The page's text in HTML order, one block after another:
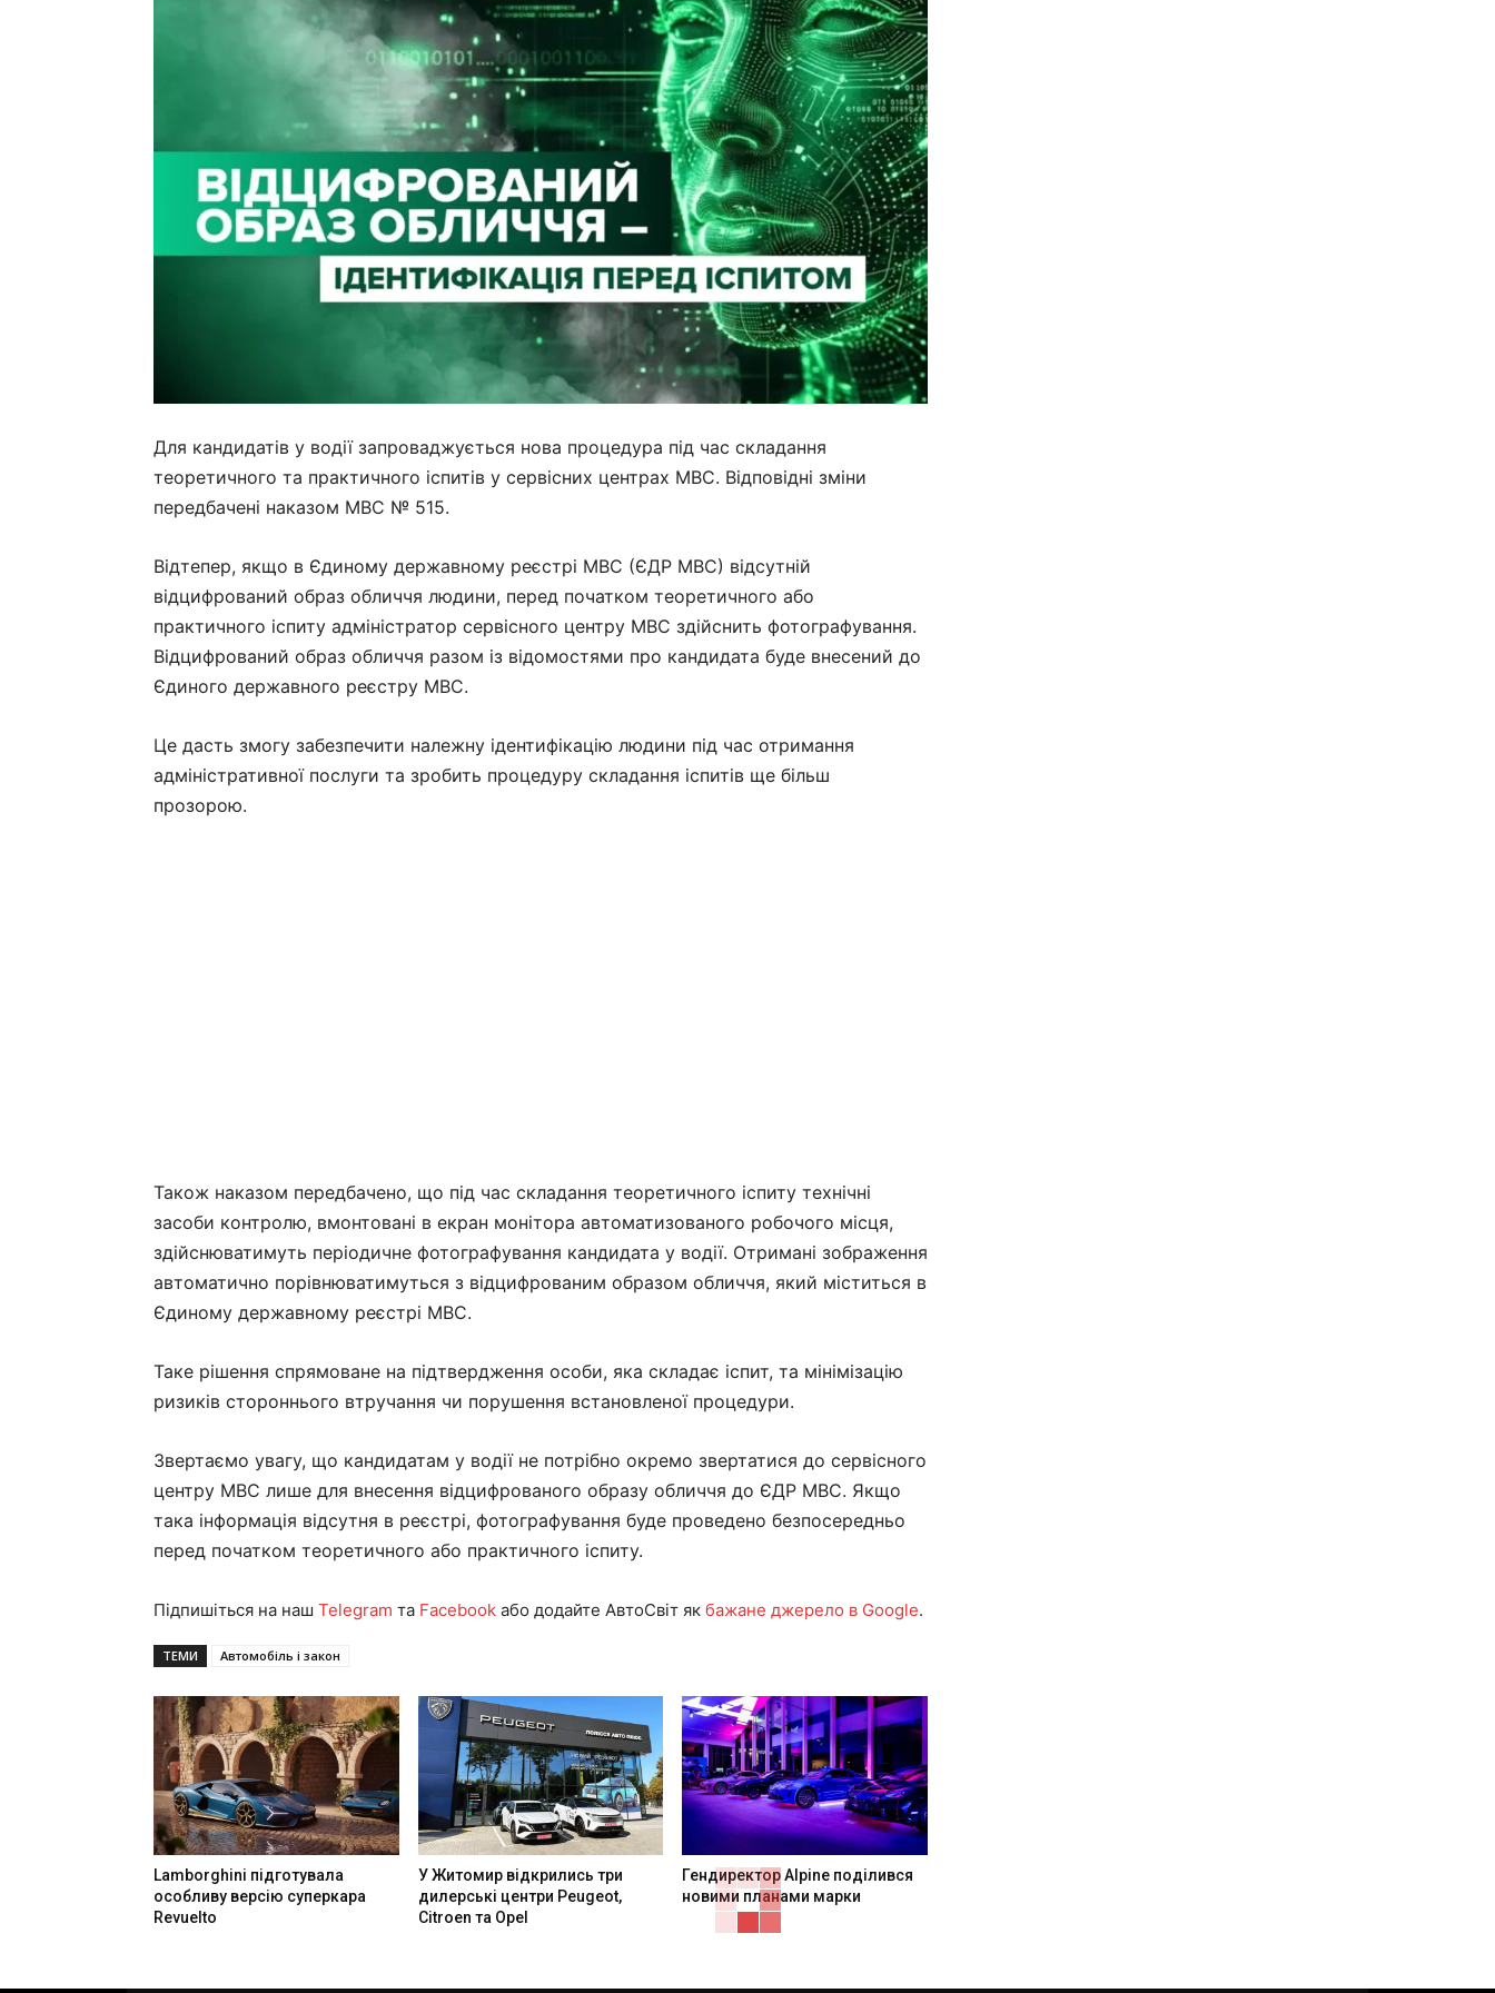
Для кандидатів у водії запроваджується нова процедура під час складання
теоретичного та практичного іспитів у сервісних центрах МВС. Відповідні зміни
передбачені наказом МВС № 515.
Відтепер, якщо в Єдиному державному реєстрі МВС (ЄДР МВС) відсутній
відцифрований образ обличчя людини, перед початком теоретичного або
практичного іспиту адміністратор сервісного центру МВС здійснить фотографування.
Відцифрований образ обличчя разом із відомостями про кандидата буде внесений до
Єдиного державного реєстру МВС.
Це дасть змогу забезпечити належну ідентифікацію людини під час отримання
адміністративної послуги та зробить процедуру складання іспитів ще більш
прозорою.
Також наказом передбачено, що під час складання теоретичного іспиту технічні
засоби контролю, вмонтовані в екран монітора автоматизованого робочого місця,
здійснюватимуть періодичне фотографування кандидата у водії. Отримані зображення
автоматично порівнюватимуться з відцифрованим образом обличчя, який міститься в
Єдиному державному реєстрі МВС.
Таке рішення спрямоване на підтвердження особи, яка складає іспит, та мінімізацію
ризиків стороннього втручання чи порушення встановленої процедури.
Звертаємо увагу, що кандидатам у водії не потрібно окремо звертатися до сервісного
центру МВС лише для внесення відцифрованого образу обличчя до ЄДР МВС. Якщо
така інформація відсутня в реєстрі, фотографування буде проведено безпосередньо
перед початком теоретичного або практичного іспиту.
Підпишіться на наш Telegram та Facebook або додайте АвтоСвіт як бажане джерело в Google.
ТЕМИ Автомобіль і закон
Lamborghini підготувала
особливу версію суперкара
Revuelto
У Житомир відкрились три
дилерські центри Peugeot,
Citroen та Opel
Гендиректор Alpine поділився
новими планами марки